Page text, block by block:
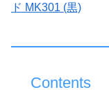
ド MK301 (黒)
Contents